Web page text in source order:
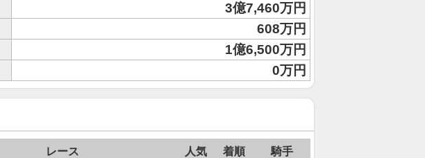
3億7,460万円
608万円
1億6,500万円
0万円
レース 人気 着順 騎手